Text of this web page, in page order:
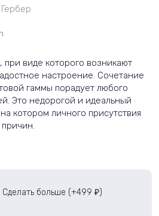
при виде которого возникают
настроение. Сочетание
гаммы порадует любого
Это недорогой и идеальный
котором личного присутствия
больше (+499 ₽ )